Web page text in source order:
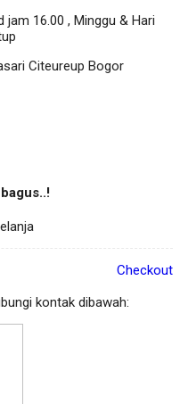
16.00 , Minggu & Hari
Citeureup Bogor
Checkout
kontak dibawah: